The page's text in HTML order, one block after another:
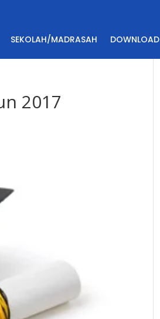
SEKOLAH/MADRASAH DOWNLOAD
2017